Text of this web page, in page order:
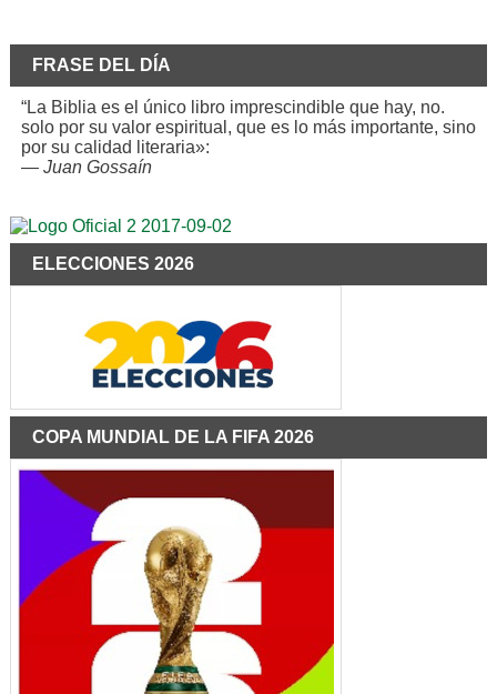
FRASE DEL DÍA
“La Biblia es el único libro imprescindible que hay, no.
solo por su valor espiritual, que es lo más importante, sino
por su calidad literaria»:
— Juan Gossaín
ELECCIONES 2026
COPA MUNDIAL DE LA FIFA 2026